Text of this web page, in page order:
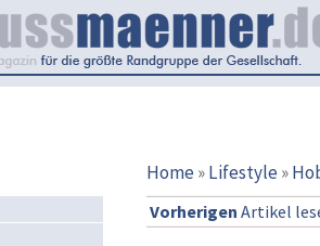
Home»Lifestyle»
Vorherigen Artikel